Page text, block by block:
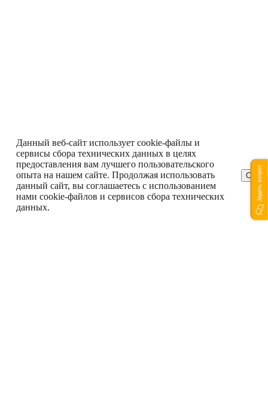
Данный веб-сайт использует cookie-файлы и
сервисы сбора технических данных в целях
предоставления вам лучшего пользовательского
опыта на нашем сайте. Продолжая использовать
данный сайт, вы соглашаетесь с использованием
нами cookie-файлов и сервисов сбора технических
данных.
ОК Задать вопрос